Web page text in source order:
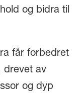
og bidra til
får forbedret
drevet av
og dyp